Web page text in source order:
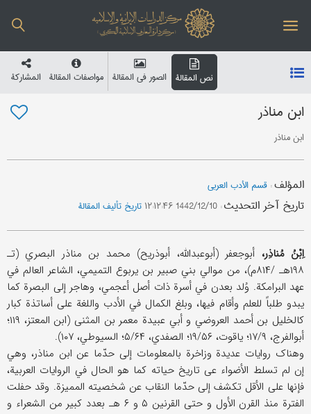
نص المقالة الصور في المقالة مواصفات المقالة المشارکة
ابن مناذر
ابن مناذر
المؤلف: قسم الأدب العربي
تاریخ آخر التحدیث: 1442/12/10 ۱۲:۱۲:۴۶ تاریخ تألیف المقالة
اِبْنُ مُناذِر، أبوجعفر (أبوعبدالله، أبوذریح) محمد بن مناذر البصري (تـ
۱۹۸هـ /۸۱۴م)، من موالي بني صبیر بن یربوع التمیمي، الشاعر العالم في
عهد البرامکة. وُلد بعدن في أسرة ذات أصل أعجمي، وهاجر إلی البصرة کما
یبدو طلباً للعلم وأقام فیها، وبلغ الکمال في الأدب واللغة علی أساتذة کبار
کالخلیل بن أحمد العروضي و أبي عبیدة معمر بن المثنی (ابن المعتز، ۱۱۹؛
أبوالفرج، ۱۷/۹؛ یاقوت، ۱۹/۵۶؛ الصفدي، ۵/۶۴؛ السیوطي، ۱۰۷).
وهناک روایات عدیدة وزاخرة بالمعلومات إلی حدّما عن ابن مناذر، وهي
إن لم تسلط الأضواء عی تاریخ حیاته کما هو الحال في الروایات العربیة،
فإنها علی الأقل تکشف إلی حدّما النقاب عن شخصیته الممیزة. وقد حفلت
الفترة منذ القرن الأول و حتی القرنین ۵ و ۶ هـ بعدد کبیر من الشعراء و